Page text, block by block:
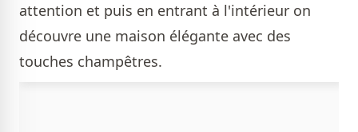
attention et puis en entrant à l'intérieur on
découvre une maison élégante avec des
touches champêtres.